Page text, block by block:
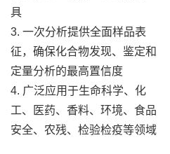
具
3. 一次分析提供全面样品表
征，确保化合物发现、鉴定和
定量分析的最高置信度
4. 广泛应用于生命科学、化
工、医药、香料、环境、食品
安全、农残、检验检疫等领域